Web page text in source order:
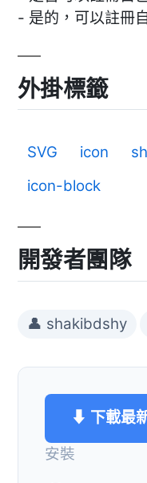
- 是的，可以註冊
外掛標籤
SVG icon
icon-block
開發者團隊
👤 shakibdshy
⬇ 下載最
安裝